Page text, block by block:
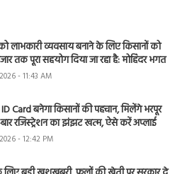
लाभकारी व्यवसाय बनाने के लिए किसानों को
तक पूरा सहयोग दिया जा रहा है: मोहिंदर भगत
- 11:43 AM
Card बनेगा किसानों की पहचान, मिलेंगे भरपूर
रजिस्ट्रेशन का झंझट खत्म, ऐसे करें अप्लाई
- 12:42 PM